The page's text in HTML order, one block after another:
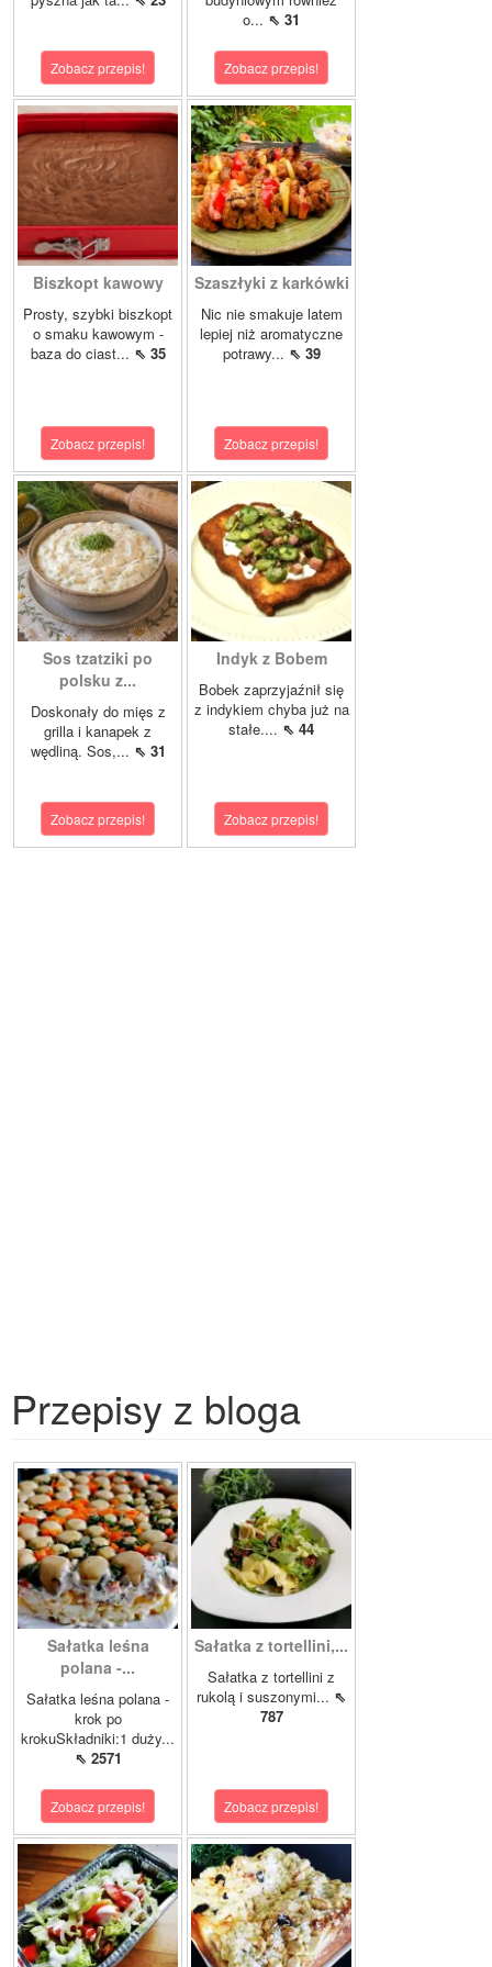
Zobacz przepis!
o... ⇖ 31
Zobacz przepis!
Biszkopt kawowy
Prosty, szybki biszkopt
o smaku kawowym -
baza do ciast... ⇖ 35
Zobacz przepis!
Szaszłyki z karkówki
Nic nie smakuje latem
lepiej niż aromatyczne
potrawy... ⇖ 39
Zobacz przepis!
Sos tzatziki po
polsku z...
Doskonały do mięs z
grilla i kanapek z
wędliną. Sos,... ⇖ 31
Zobacz przepis!
Indyk z Bobem
Bobek zaprzyjaźnił się
z indykiem chyba już na
stałe.... ⇖ 44
Zobacz przepis!
Przepisy z bloga
Sałatka leśna
polana -...
Sałatka leśna polana -
krok po
krokuSkładniki:1 duży...
⇖ 2571
Zobacz przepis!
Sałatka z tortellini,...
Sałatka z tortellini z
rukolą i suszonymi... ⇖
787
Zobacz przepis!